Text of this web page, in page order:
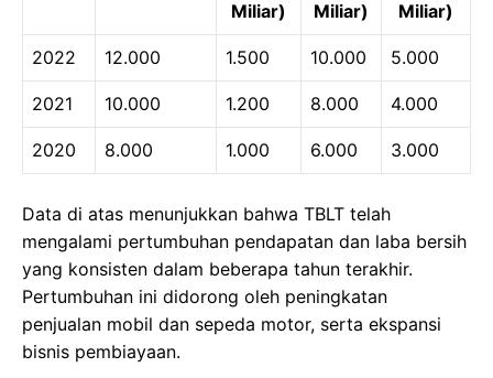
Miliar) Miliar) Miliar)
2022 12.000 1.500 10.000 5.000
2021 10.000 1.200 8.000 4.000
2020 8.000 1.000 6.000 3.000
Data di atas menunjukkan bahwa TBLT telah
mengalami pertumbuhan pendapatan dan laba bersih
yang konsisten dalam beberapa tahun terakhir.
Pertumbuhan ini didorong oleh peningkatan
penjualan mobil dan sepeda motor, serta ekspansi
bisnis pembiayaan.